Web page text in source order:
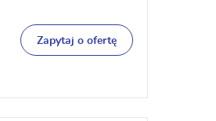
Zapytaj o ofertę